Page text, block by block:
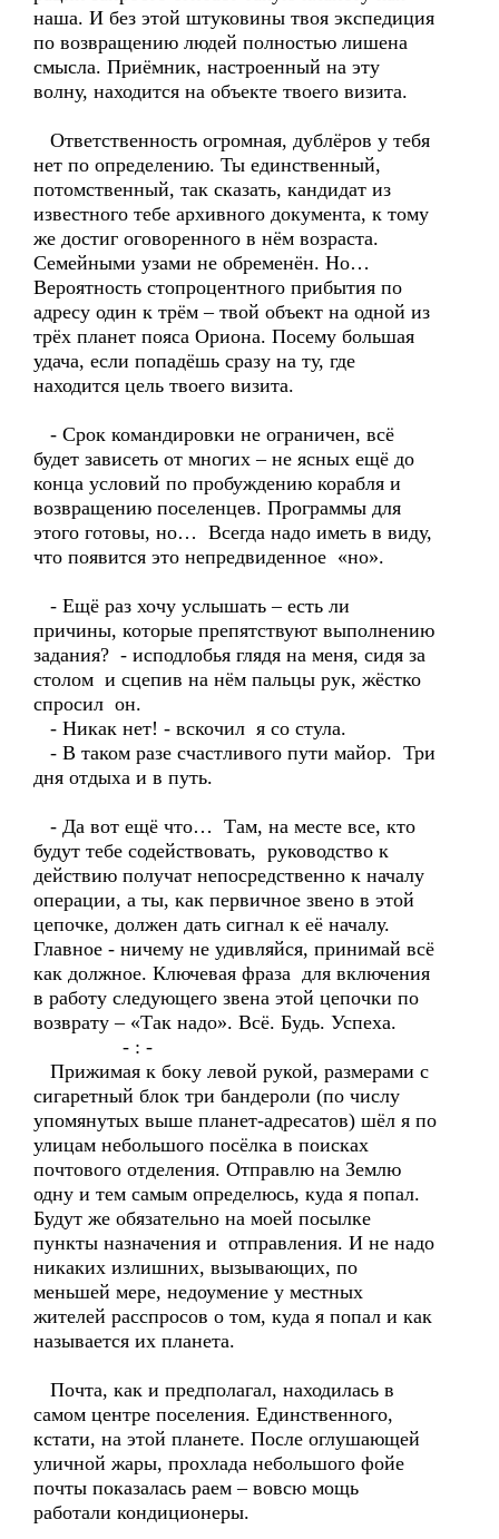
наша. И без этой штуковины твоя экспедиция
по возвращению людей полностью лишена
смысла. Приёмник, настроенный на эту
волну, находится на объекте твоего визита.
Ответственность огромная, дублёров у тебя
нет по определению. Ты единственный,
потомственный, так сказать, кандидат из
известного тебе архивного документа, к тому
же достиг оговоренного в нём возраста.
Семейными узами не обременён. Но…
Вероятность стопроцентного прибытия по
адресу один к трём – твой объект на одной из
трёх планет пояса Ориона. Посему большая
удача, если попадёшь сразу на ту, где
находится цель твоего визита.
- Срок командировки не ограничен, всё
будет зависеть от многих – не ясных ещё до
конца условий по пробуждению корабля и
возвращению поселенцев. Программы для
этого готовы, но… Всегда надо иметь в виду,
что появится это непредвиденное «но».
- Ещё раз хочу услышать – есть ли
причины, которые препятствуют выполнению
задания? - исподлобья глядя на меня, сидя за
столом и сцепив на нём пальцы рук, жёстко
спросил он.
- Никак нет! - вскочил я со стула.
- В таком разе счастливого пути майор. Три
дня отдыха и в путь.
- Да вот ещё что… Там, на месте все, кто
будут тебе содействовать, руководство к
действию получат непосредственно к началу
операции, а ты, как первичное звено в этой
цепочке, должен дать сигнал к её началу.
Главное - ничему не удивляйся, принимай всё
как должное. Ключевая фраза для включения
в работу следующего звена этой цепочки по
возврату – «Так надо». Всё. Будь. Успеха.
- : -
Прижимая к боку левой рукой, размерами с
сигаретный блок три бандероли (по числу
упомянутых выше планет-адресатов) шёл я по
улицам небольшого посёлка в поисках
почтового отделения. Отправлю на Землю
одну и тем самым определюсь, куда я попал.
Будут же обязательно на моей посылке
пункты назначения и отправления. И не надо
никаких излишних, вызывающих, по
меньшей мере, недоумение у местных
жителей расспросов о том, куда я попал и как
называется их планета.
Почта, как и предполагал, находилась в
самом центре поселения. Единственного,
кстати, на этой планете. После оглушающей
уличной жары, прохлада небольшого фойе
почты показалась раем – вовсю мощь
работали кондиционеры.